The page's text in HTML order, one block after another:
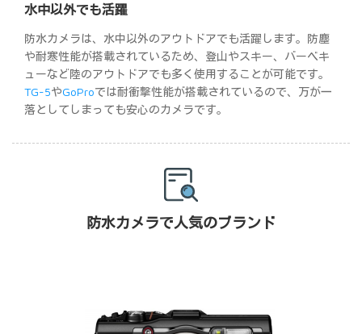
水中以外でも活躍
防水カメラは、水中以外のアウトドアでも活躍します。防塵
や耐寒性能が搭載されているため、登山やスキー、バーベキ
ューなど陸のアウトドアでも多く使用することが可能です。
TG-5やGoProでは耐衝撃性能が搭載されているので、万が一
落としてしまっても安心のカメラです。
防水カメラで人気のブランド